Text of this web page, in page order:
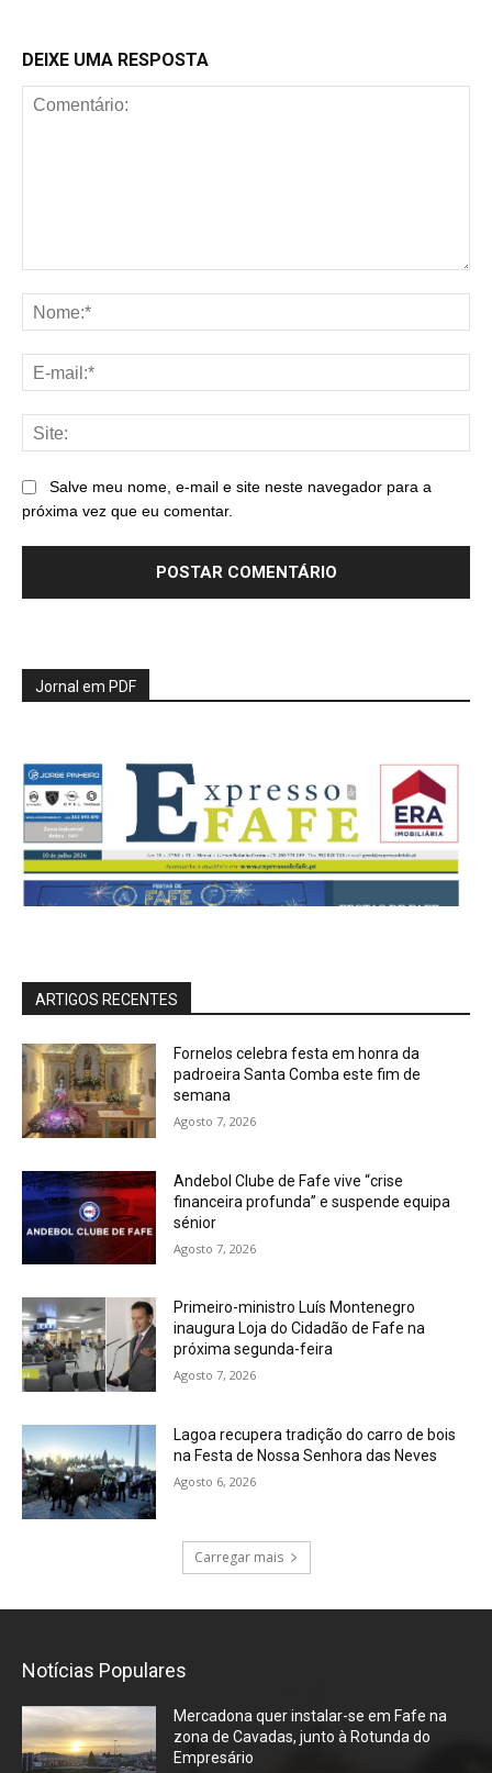
DEIXE UMA RESPOSTA
Salve meu nome, e-mail e site neste navegador para a
próxima vez que eu comentar.
Jornal em PDF
ARTIGOS RECENTES
Fornelos celebra festa em honra da
padroeira Santa Comba este fim de
semana
Agosto 7, 2026
Andebol Clube de Fafe vive “crise
financeira profunda” e suspende equipa
sénior
Agosto 7, 2026
Primeiro-ministro Luís Montenegro
inaugura Loja do Cidadão de Fafe na
próxima segunda-feira
Agosto 7, 2026
Lagoa recupera tradição do carro de bois
na Festa de Nossa Senhora das Neves
Agosto 6, 2026
Carregar mais
Notícias Populares
Mercadona quer instalar-se em Fafe na
zona de Cavadas, junto à Rotunda do
Empresário